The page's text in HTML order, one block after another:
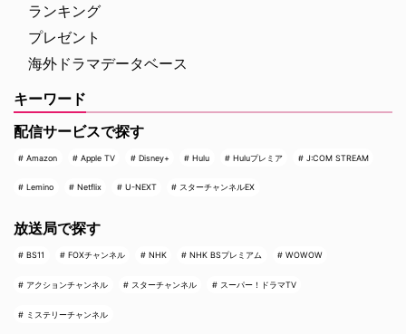
ランキング
プレゼント
海外ドラマデータベース
キーワード
配信サービスで探す
Amazon Apple TV Disney+ Hulu Huluプレミア J:COM STREAM
Lemino Netflix U-NEXT スターチャンネルEX
放送局で探す
BS11 FOXチャンネル NHK NHK BSプレミアム WOWOW
アクションチャンネル スターチャンネル スーパー！ドラマTV
ミステリーチャンネル